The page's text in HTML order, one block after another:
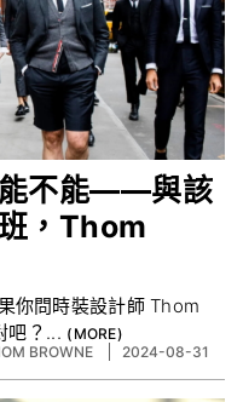
能不能——與該
，Thom
你問時裝設計師 Thom
吧？...
BROWNE 2024-08-31